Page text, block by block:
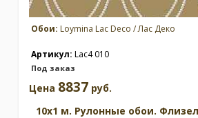
Обои: Loymina Lac Deco / Лас Деко
Артикул: Lac4 010
Под заказ
Цена 8837 руб.
10x1 м. Рулонные обои.